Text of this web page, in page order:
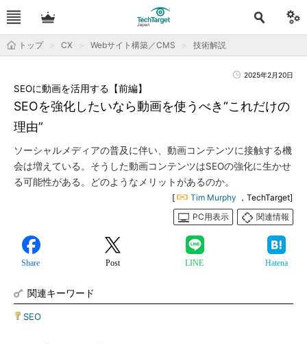
トップ CX Webサイト構築／CMS 技術解説
2025年2月20日
SEOを強化したいなら動画を使うべき“これだけの
理由”
SEOに動画を活用する【前編】
ソーシャルメディアの普及に伴い、動画コンテンツに接触する機
会は増えている。そうした動画コンテンツはSEOの強化に生かせ
る可能性がある。どのようなメリットがあるのか。
[ Tim Murphy ，TechTarget]
PC用表示
関連情報
Share Post LINE Hatena
関連キーワード
SEO